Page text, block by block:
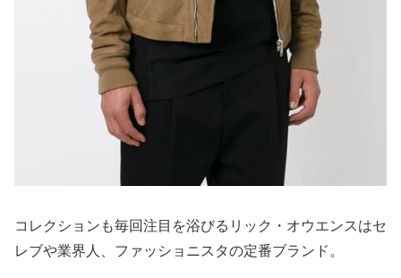
コレクションも毎回注目を浴びるリック・オウエンスはセ
レブや業界人、ファッショニスタの定番ブランド。